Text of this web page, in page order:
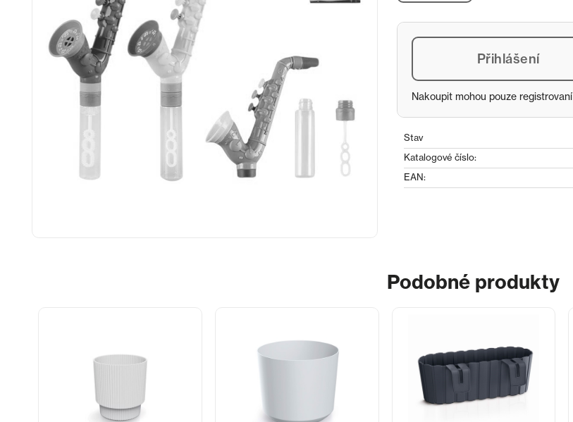
Přihlášení
Nakoupit mohou pouze registrovaní
Stav
Katalogové číslo:
EAN:
Podobné produkty